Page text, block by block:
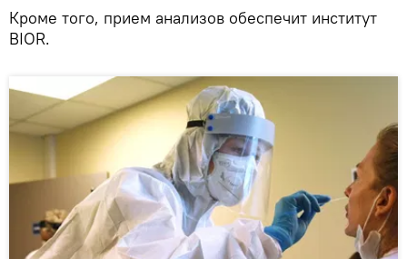
Кроме того, прием анализов обеспечит институт
BIOR.